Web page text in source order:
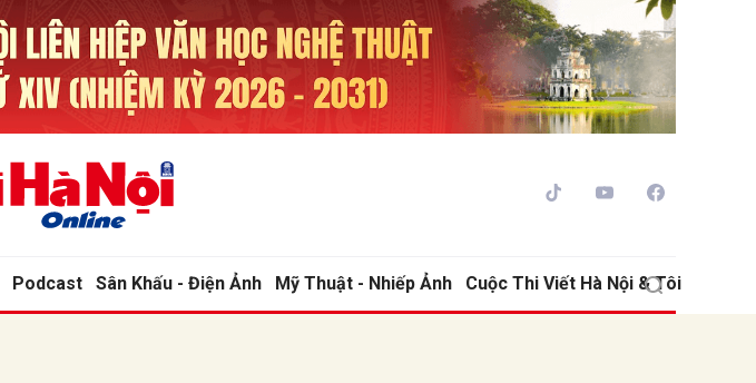
Podcast Sân Khấu - Điện Ảnh Mỹ Thuật - Nhiếp Ảnh Cuộc Thi Viết Hà Nội & Tôi